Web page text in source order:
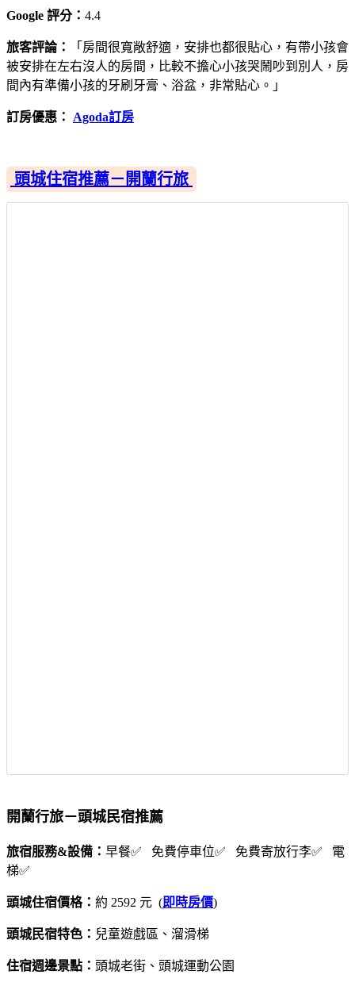
Google 評分： 4.4
旅客評論：
「房間很寬敞舒適，安排也都很貼心，有帶小孩會
被安排在左右沒人的房間，比較不擔心小孩哭鬧吵到別人，房
間內有準備小孩的牙刷牙膏、浴盆，非常貼心。」
訂房優惠： Agoda訂房
頭城住宿推薦－開蘭行旅
開蘭行旅－頭城民宿推薦
旅宿服務&設備： 早餐✅ 免費停車位✅ 免費寄放行李✅ 電
梯✅
頭城住宿價格： 約 2592 元 (即時房價)
頭城民宿特色： 兒童遊戲區、溜滑梯
住宿週邊景點： 頭城老街、頭城運動公園